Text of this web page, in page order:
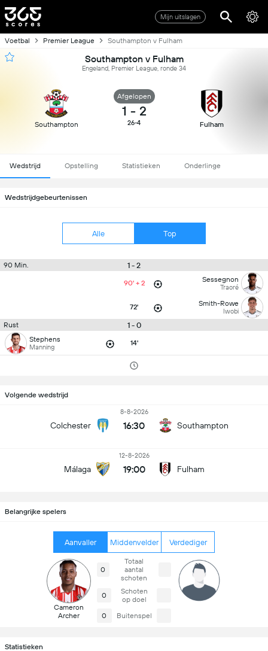
Mijn uitslagen
Voetbal Premier League Southampton v Fulham
Southampton v Fulham
Engeland, Premier League, ronde 34
Southampton
Afgelopen
1 - 2
26-4 Fulham
Wedstrijd Opstelling Statistieken Onderlinge
Wedstrijdgebeurtenissen
Alle Top
90 Min. 1 - 2
90' + 2 Sessegnon
Traoré
72' Smith-Rowe
Iwobi
Rust 1 - 0
Stephens
Manning 14'
Volgende wedstrijd
Colchester
8-8-2026
16:30 Southampton
Málaga
12-8-2026
19:00 Fulham
Belangrijke spelers
Aanvaller Middenvelder Verdediger
Cameron
Archer
0
Totaal
aantal
schoten
0
Schoten
op doel
0
Buitenspel
Statistieken